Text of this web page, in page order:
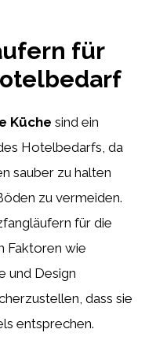
für
Küche sind ein
Hotelbedarfs, da
sauber zu halten
zu vermeiden.
für die
Faktoren wie
und Design
dass sie
entsprechen.